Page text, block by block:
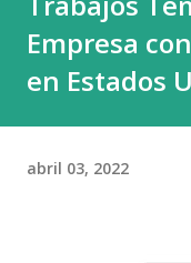
Empresa
en Estados
abril 03, 2022